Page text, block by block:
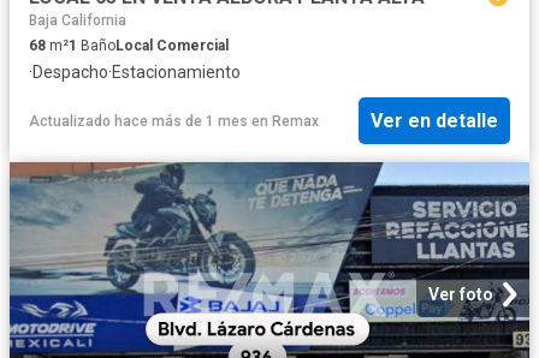
Baja California
68 m²1 BañoLocal Comercial
·Despacho·Estacionamiento
Actualizado hace más de 1 mes en Remax Ver en detalle
Ver foto